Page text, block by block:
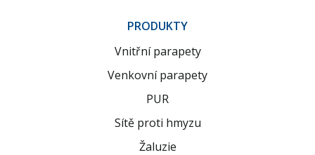
PRODUKTY
Vnitřní parapety
Venkovní parapety
PUR
Sítě proti hmyzu
Žaluzie